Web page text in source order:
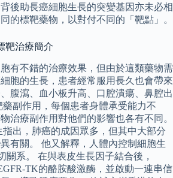
後助長癌細胞生長的突變基因亦未必相
的標靶藥物，以對付不同的「靶點」。
靶治療簡介
有不錯的治療效果，但由於這類藥物需
胞的生長，患者經常服用長久也會帶來
腹瀉、血小板升高、口腔潰瘍、鼻腔出
副作用，每個患者身體承受能力不
治療副作用對他們的影響也各有不同。
出，肺癌的成因眾多，但其中大部分
有關。 他又解釋，人體內控制細胞生
關系。 在與表皮生長因子結合後，
TK的酪胺酸激酶，並啟動一連串信